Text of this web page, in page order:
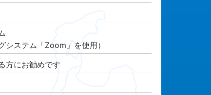
ステム「Zoom」を使用）
方にお勧めです